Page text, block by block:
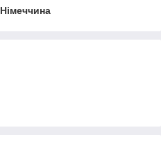
Німеччина